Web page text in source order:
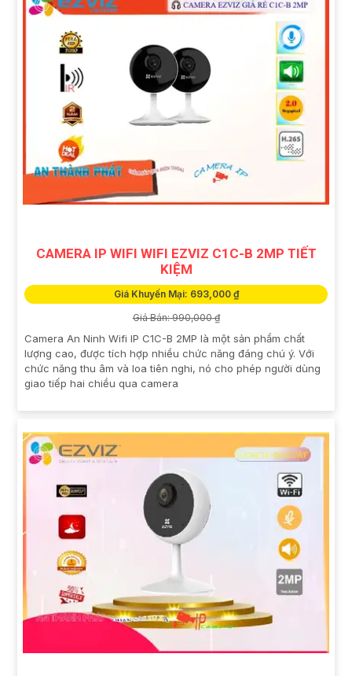
CAMERA IP WIFI WIFI EZVIZ C1C-B 2MP TIẾT
KIỆM
Giá Khuyến Mại: 693,000 ₫
Giá Bán: 990,000 ₫
Camera An Ninh Wifi IP C1C-B 2MP là một sản phẩm chất
lượng cao, được tích hợp nhiều chức năng đáng chú ý. Với
chức năng thu âm và loa tiên nghi, nó cho phép người dùng
giao tiếp hai chiều qua camera